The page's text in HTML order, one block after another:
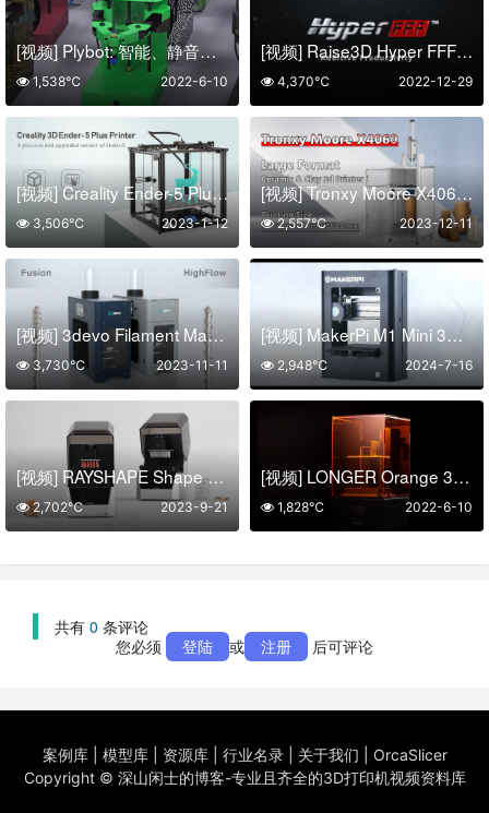
[视频] Plybot: 智能、静音、易于使用的带臂 3D 打印机
2022-6-10
1,538℃
[视频] Raise3D Hyper FFF™ | 附加生产力 改变游戏规则的技术
2022-12-29
4,370℃
[视频] Creality Ender-5 Plus 大尺寸DIY整机套件 3D打印机
2023-1-12
3,506℃
[视频] Tronxy Moore X4060大幅面陶瓷和粘土3D打印机
2023-12-11
2,557℃
[视频] 3devo Filament Maker TWO Fusion和HighFlow：您的桌面细丝制造商解决方案
2023-11-11
3,730℃
[视频] MakerPi M1 Mini 3D打印机：一键打印 无需调平
2024-7-16
2,948℃
[视频] RAYSHAPE Shape 1+Dental齿科DLP 3D打印机：椅旁3D打印解决方案
2023-9-21
2,702℃
[视频] LONGER Orange 30：可靠且最实惠的桌面 光固化3D打印机
2022-6-10
1,828℃
共有 0 条评论
您必须 登陆 或 注册 后可评论
案例库| 模型库| 资源库| 行业名录| 关于我们
OrcaSlicer
Copyright © 深山闲士的博客-专业且齐全的3D打印机视频资料库